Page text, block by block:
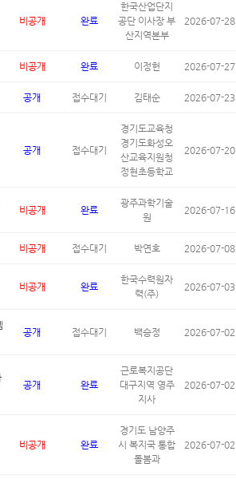
비공개 완료
한국산업단지
공단 이사장 부
산지역본부
2026-07-28
비공개 완료 이정헌 2026-07-27
공개 접수대기 김태순 2026-07-23
공개 접수대기
경기도교육청
경기도화성오
산교육지원청
정현초등학교
2026-07-20
비공개 완료
광주과학기술
원
2026-07-16
비공개 접수대기 박연호 2026-07-08
비공개 완료
한국수력원자
력(주)
2026-07-03
공개 접수대기 백승정 2026-07-02
공개 완료
근로복지공단
대구지역 영주
지사
2026-07-02
비공개 완료
경기도 남양주
시 복지국 통합
돌봄과
2026-07-02